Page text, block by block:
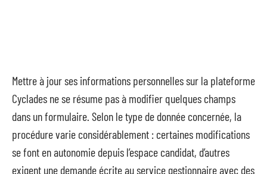
Mettre à jour ses informations personnelles sur la plateforme
Cyclades ne se résume pas à modifier quelques champs
dans un formulaire. Selon le type de donnée concernée, la
procédure varie considérablement : certaines modifications
se font en autonomie depuis l’espace candidat, d’autres
exigent une demande écrite au service gestionnaire avec des